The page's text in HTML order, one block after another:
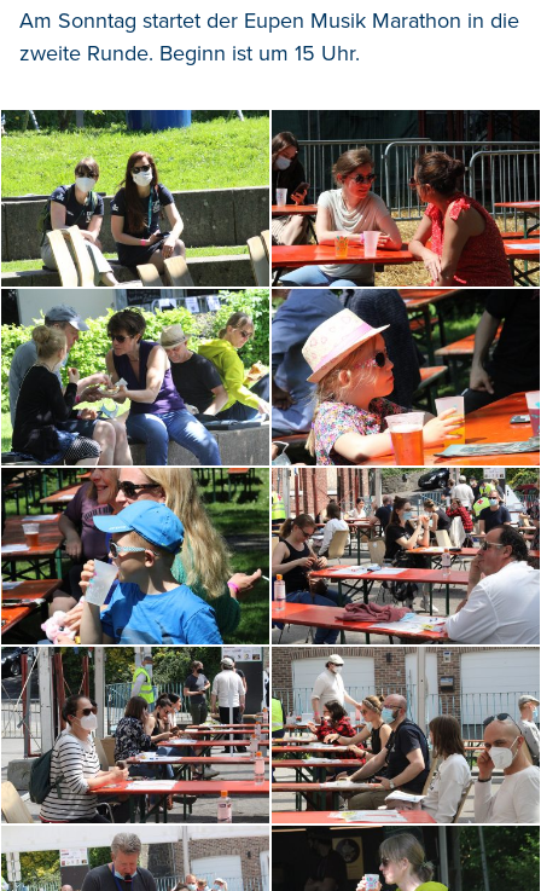
Am Sonntag startet der Eupen Musik Marathon in die
zweite Runde. Beginn ist um 15 Uhr.